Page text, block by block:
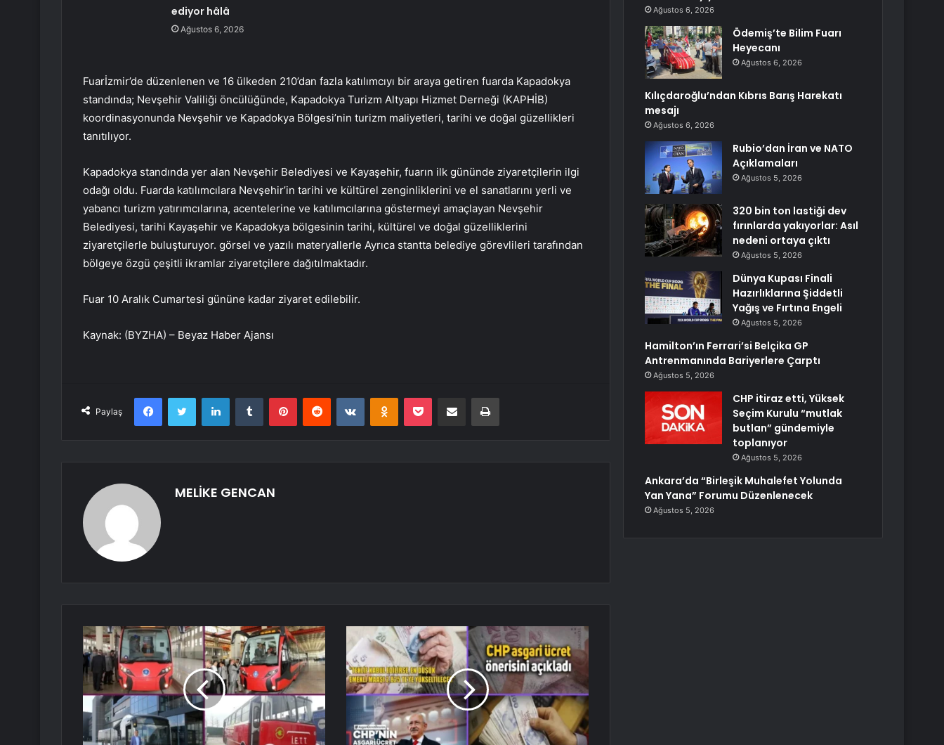
ediyor hâlâ
Ağustos 6, 2026
Fuarİzmir’de düzenlenen ve 16 ülkeden 210’dan fazla katılımcıyı bir araya getiren fuarda Kapadokya
standında; Nevşehir Valiliği öncülüğünde, Kapadokya Turizm Altyapı Hizmet Derneği (KAPHİB)
koordinasyonunda Nevşehir ve Kapadokya Bölgesi’nin turizm maliyetleri, tarihi ve doğal güzellikleri
tanıtılıyor.
Kapadokya standında yer alan Nevşehir Belediyesi ve Kayaşehir, fuarın ilk gününde ziyaretçilerin ilgi
odağı oldu. Fuarda katılımcılara Nevşehir’in tarihi ve kültürel zenginliklerini ve el sanatlarını yerli ve
yabancı turizm yatırımcılarına, acentelerine ve katılımcılarına göstermeyi amaçlayan Nevşehir
Belediyesi, tarihi Kayaşehir ve Kapadokya bölgesinin tarihi, kültürel ve doğal güzelliklerini
ziyaretçilerle buluşturuyor. görsel ve yazılı materyallerle Ayrıca stantta belediye görevlileri tarafından
bölgeye özgü çeşitli ikramlar ziyaretçilere dağıtılmaktadır.
Fuar 10 Aralık Cumartesi gününe kadar ziyaret edilebilir.
Kaynak: (BYZHA) – Beyaz Haber Ajansı
Paylaş
FacebookTwitter LinkedInTumblr PinterestReddit VKontakteOdnoklassniki
Pocket E-Posta ile paylaş Yazdır
MELİKE GENCAN
Ağustos 6, 2026
Ödemiş’te Bilim Fuarı
Heyecanı
Ağustos 6, 2026
Kılıçdaroğlu’ndan Kıbrıs Barış Harekatı
mesajı
Ağustos 6, 2026
Rubio’dan İran ve NATO
Açıklamaları
Ağustos 5, 2026
320 bin ton lastiği dev
fırınlarda yakıyorlar: Asıl
nedeni ortaya çıktı
Ağustos 5, 2026
Dünya Kupası Finali
Hazırlıklarına Şiddetli
Yağış ve Fırtına Engeli
Ağustos 5, 2026
Hamilton’ın Ferrari’si Belçika GP
Antrenmanında Bariyerlere Çarptı
Ağustos 5, 2026
CHP itiraz etti, Yüksek
Seçim Kurulu “mutlak
butlan” gündemiyle
toplanıyor
Ağustos 5, 2026
Ankara’da “Birleşik Muhalefet Yolunda
Yan Yana” Forumu Düzenlenecek
Ağustos 5, 2026